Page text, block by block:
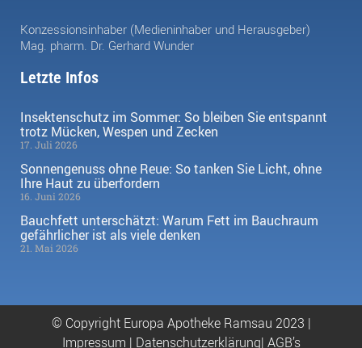
Konzessionsinhaber (Medieninhaber und Herausgeber)
Mag. pharm. Dr. Gerhard Wunder
Letzte Infos
Insektenschutz im Sommer: So bleiben Sie entspannt
trotz Mücken, Wespen und Zecken
17. Juli 2026
Sonnengenuss ohne Reue: So tanken Sie Licht, ohne
Ihre Haut zu überfordern
16. Juni 2026
Bauchfett unterschätzt: Warum Fett im Bauchraum
gefährlicher ist als viele denken
21. Mai 2026
© Copyright Europa Apotheke Ramsau 2023 |
Impressum | Datenschutzerklärung| AGB’s